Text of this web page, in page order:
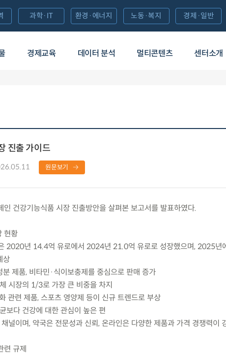
경제교육 데이터 분석 멀티콘텐츠 센터소개
과학·IT 환경·에너지 노동·복지 경제·일반
진출 가이드
원문보기
인 건강기능식품 시장 진출방안을 살펴본 보고서를 발표하였다.
현황
2020년 14.4억 유로에서 2024년 21.0억 유로로 성장했으며, 2025년
상
제품, 비타민·식이보충제를 중심으로 판매 증가
시장의 1/3로 가장 큰 비중을 차지
관련 제품, 스포츠 영양제 등이 신규 트렌드로 부상
보다 건강에 대한 관심이 높은 편
널이며, 약국은 전문성과 신뢰, 온라인은 다양한 제품과 가격 경쟁력이
규제